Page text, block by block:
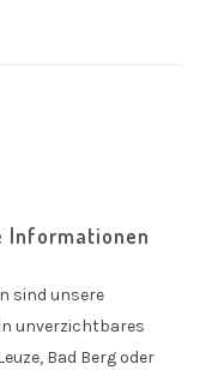
Informationen
sind unsere
unverzichtbares
Bad Berg oder